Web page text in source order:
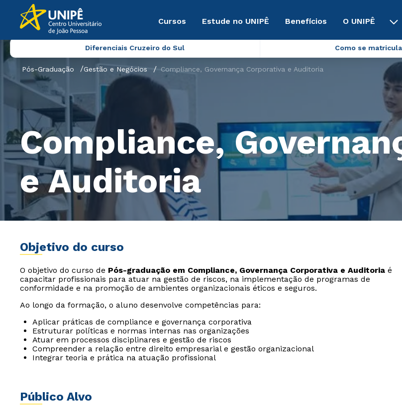
Cursos Estude no UNIPÊ Benefícios O UNIPÊ
Diferenciais Cruzeiro do Sul Como se
Pós-Graduação Gestão e Negócios Compliance, Governança Corporativa e Auditoria
Compliance,
e Auditoria
Objetivo do curso
O objetivo do curso de Pós-graduação em Compliance, Governança Corporativa e Auditoria é
capacitar profissionais para atuar na gestão de riscos, na implementação de programas de
conformidade e na promoção de ambientes organizacionais éticos e seguros.
Ao longo da formação, o aluno desenvolve competências para:
Aplicar práticas de compliance e governança corporativa
Estruturar políticas e normas internas nas organizações
Atuar em processos disciplinares e gestão de riscos
Compreender a relação entre direito empresarial e gestão organizacional
Integrar teoria e prática na atuação profissional
Público Alvo